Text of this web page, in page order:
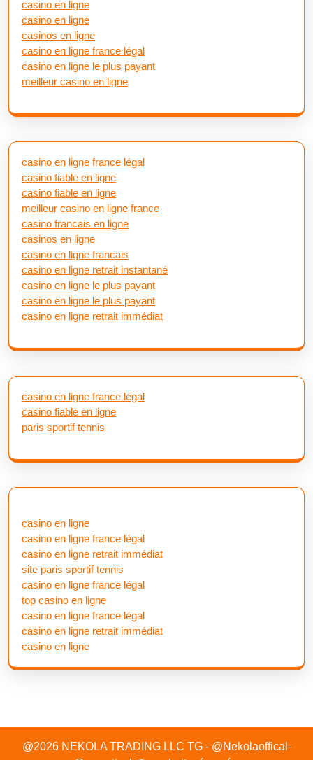
casino en ligne
casino en ligne
casinos en ligne
casino en ligne france légal
casino en ligne le plus payant
meilleur casino en ligne
casino en ligne france légal
casino fiable en ligne
casino fiable en ligne
meilleur casino en ligne france
casino francais en ligne
casinos en ligne
casino en ligne francais
casino en ligne retrait instantané
casino en ligne le plus payant
casino en ligne le plus payant
casino en ligne retrait immédiat
casino en ligne france légal
casino fiable en ligne
paris sportif tennis
casino en ligne
casino en ligne france légal
casino en ligne retrait immédiat
site paris sportif tennis
casino en ligne france légal
top casino en ligne
casino en ligne france légal
casino en ligne retrait immédiat
casino en ligne
@2026 NEKOLA TRADING LLC TG - @Nekolaoffical-